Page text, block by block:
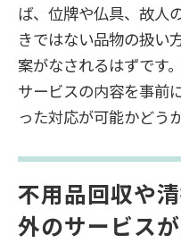
ば、位牌や仏具、故人
きではない品物の扱い
案がなされるはずです
サービスの内容を事前
った対応が可能かどう
不用品回収や
外のサービス